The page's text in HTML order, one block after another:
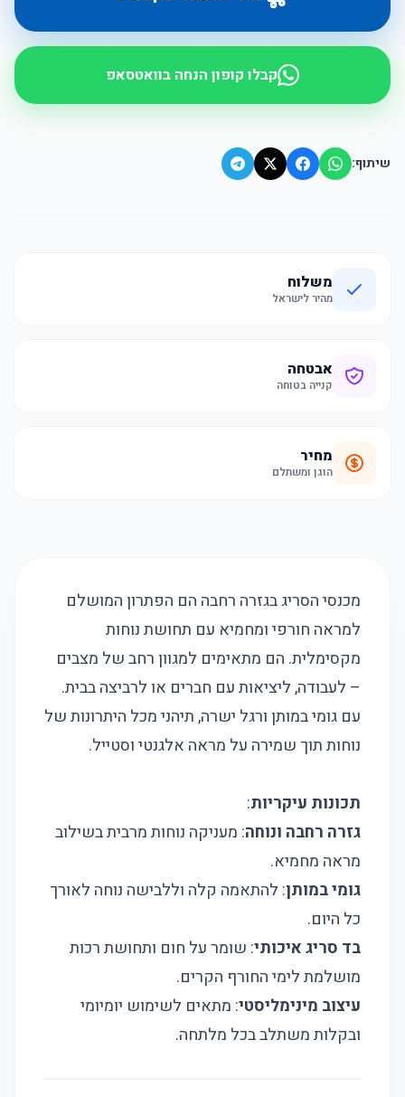
קבלו קופון הנחה בוואטסאפ
שיתוף:
משלוח
מהיר לישראל
אבטחה
קנייה בטוחה
מחיר
הוגן ומשתלם
מכנסי הסריג בגזרה רחבה הם הפתרון המושלם
למראה חורפי ומחמיא עם תחושת נוחות
מקסימלית. הם מתאימים למגוון רחב של מצבים
– לעבודה, ליציאות עם חברים או לרביצה בבית.
עם גומי במותן ורגל ישרה, תיהני מכל היתרונות של
נוחות תוך שמירה על מראה אלגנטי וסטייל.
תכונות עיקריות:
גזרה רחבה ונוחה: מעניקה נוחות מרבית בשילוב
מראה מחמיא.
גומי במותן: להתאמה קלה וללבישה נוחה לאורך
כל היום.
בד סריג איכותי: שומר על חום ותחושת רכות
מושלמת לימי החורף הקרים.
עיצוב מינימליסטי: מתאים לשימוש יומיומי
ובקלות משתלב בכל מלתחה.